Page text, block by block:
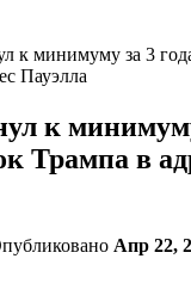
к минимуму за 3
Пауэлла
к
Трампа в
Апр 22,